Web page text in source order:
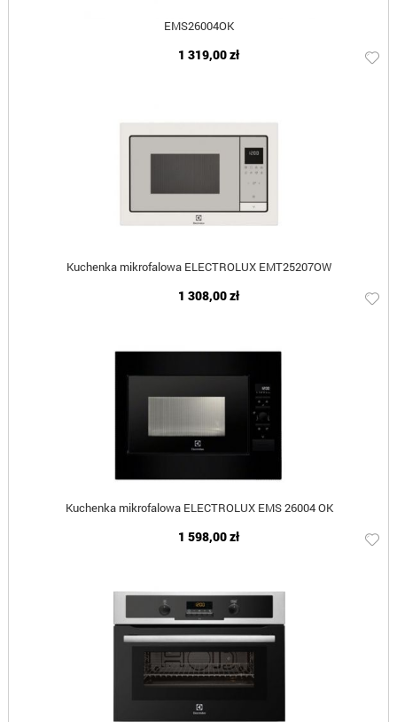
EMS26004OK
1 319,00 zł
Kuchenka mikrofalowa ELECTROLUX EMT25207OW
1 308,00 zł
Kuchenka mikrofalowa ELECTROLUX EMS 26004 OK
1 598,00 zł